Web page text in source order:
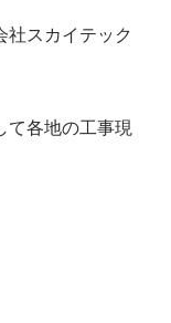
社スカイテック
て各地の工事現